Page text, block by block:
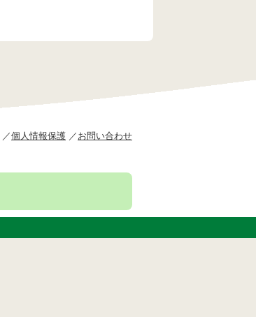
個人情報保護 お問い合わせ